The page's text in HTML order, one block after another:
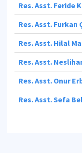
Res. Asst. Feride
Res. Asst. Furkan
Res. Asst. Hilal
Res. Asst.
Res. Asst. Onur
Res. Asst. Sefa